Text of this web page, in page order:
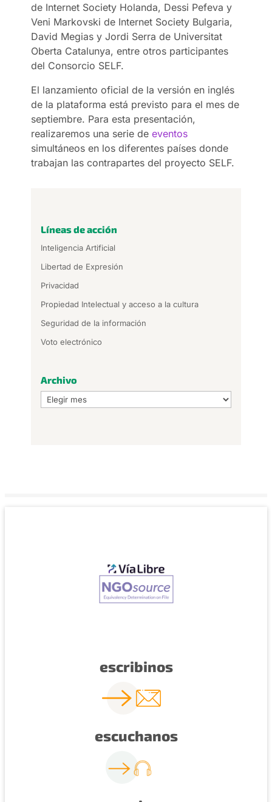
de Internet Society Holanda, Dessi Pefeva y
Veni Markovski de Internet Society Bulgaria,
David Megias y Jordi Serra de Universitat
Oberta Catalunya, entre otros participantes
del Consorcio SELF.
El lanzamiento oficial de la versión en inglés
de la plataforma está previsto para el mes de
septiembre. Para esta presentación,
realizaremos una serie deeventos
simultáneos en los diferentes países donde
trabajan las contrapartes del proyecto SELF.
Líneas de acción
Inteligencia Artificial
Libertad de Expresión
Privacidad
Propiedad Intelectual y acceso a la cultura
Seguridad de la información
Voto electrónico
Archivo
Archivo
escribinos
escuchanos